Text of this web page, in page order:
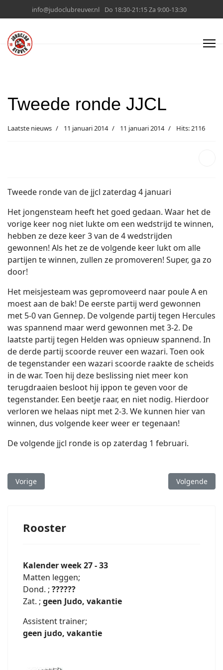
info@judoclubreuver.nl Do 18:30-21:15 Za 9:00-13:30
Tweede ronde JJCL
Laatste nieuws 11 januari 2014 11 januari 2014 Hits: 2116
Tweede ronde van de jjcl zaterdag 4 januari
Het jongensteam heeft het goed gedaan. Waar het de
vorige keer nog niet lukte om een wedstrijd te winnen,
hebben ze deze keer 3 van de 4 wedstrijden
gewonnen! Als het ze de volgende keer lukt om alle
partijen te winnen, zullen ze promoveren! Super, ga zo
door!
Het meisjesteam was gepromoveerd naar poule A en
moest aan de bak! De eerste partij werd gewonnen
met 5-0 van Gennep. De volgende partij tegen Hercules
was spannend maar werd gewonnen met 3-2. De
laatste partij tegen Helden was opnieuw spannend. In
de derde partij scoorde reuver een wazari. Toen ook
de tegenstander een wazari scoorde raakte de scheids
in de war. Toen hij deze beslissing niet meer kon
terugdraaien besloot hij ippon te geven voor de
tegenstander. Een beetje raar, en niet nodig. Hierdoor
verloren we helaas nipt met 2-3. We kunnen hier van
winnen, dus volgende keer weer er tegenaan!
De volgende jjcl ronde is op zaterdag 1 februari.
Vorig artikel: Toernooi Gemert
Vorige Volgende
Volgende
Rooster
Kalender week 27 - 33
Matten leggen;
Dond. ; ??????
Zat. ; geen Judo, vakantie
Assistent trainer;
geen judo, vakantie